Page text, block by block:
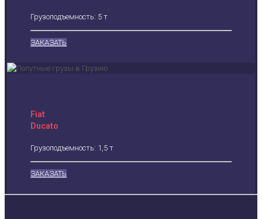
Грузоподъемность: 5 т
ЗАКАЗАТЬ
Fiat
Ducato
Грузоподъемность: 1,5 т
ЗАКАЗАТЬ